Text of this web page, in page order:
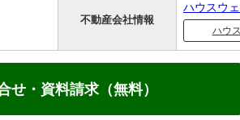
不動産会社情報
ハウスウ
ハウ
せ・資料請求（無料）